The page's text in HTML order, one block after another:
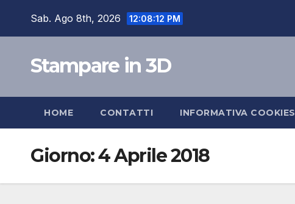
Sab. Ago 8th, 2026 12:08:13 PM
Stampare in 3D
HOME CONTATTI INFORMATIVA COOKIES
Giorno:4 Aprile 2018